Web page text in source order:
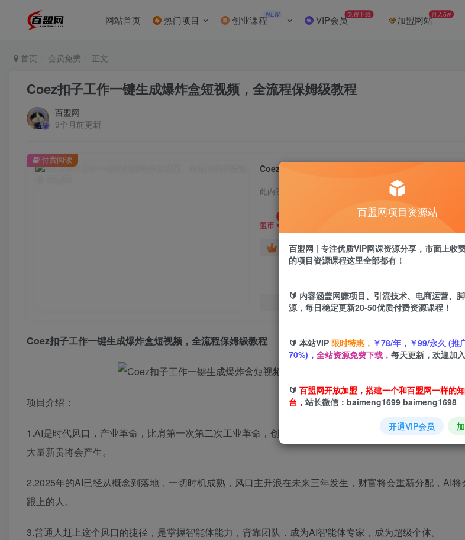
网站首页 热门项目 创业课程NEW VIP会员免费下载 加盟网站月入5w
首页 会员免费 正文
Coez扣子工作一键生成爆炸盒短视频，全流程保姆级教程
百盟网
9个月前更新
Coez扣子工作一键生成爆炸盒短视频，全流程保姆级教程
此内容为付费阅读，请付费后查看
盟币 9.9
年卡会员免费 永久会员免费
您当前未登录！建
付费阅读
Coez扣子工作一键生成爆炸盒短视频，全流程保姆级教程
项目介绍：
1.AI是时代风口，产业革命，比肩第一次第二次工业革命，创造价值将会远超过往一百年任何一次风口，
大量新贵将会产生。
2.2025年的AI已经从概念到落地，一切时机成熟，风口主升浪在未来三年发生，财富将会重新分配，AI
跟上的人。
3.普通人赶上这个风口的捷径，是掌握智能体能力，背靠团队，成为AI智能体专家，成为超级个体。
百盟网项目资源站
百盟网 | 专注优质VIP网课资源分享，市面上收
的项目资源课程这里全部都有！
🔰 内容涵盖网赚项目、引流技术、电商运营、
源，每日稳定更新20-50优质付费资源课程！
🔰 本站VIP 限时特惠， ￥78/年，￥99/永久 (推
70%)， 全站资源免费下载， 每天更新，欢迎加入
🔰 百盟网开放加盟，搭建一个和百盟网一样的
台， 站长微信：baimeng1699 baimeng1698
开通VIP会员